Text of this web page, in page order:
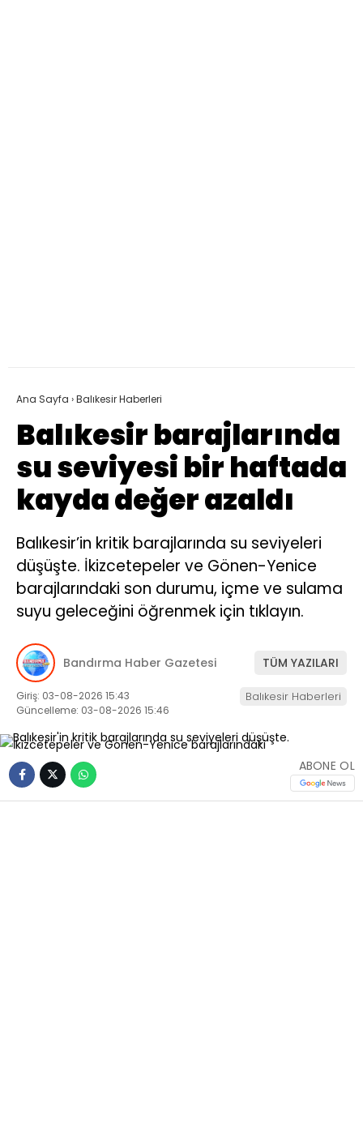
Ana Sayfa ›Balıkesir Haberleri
Balıkesir barajlarında
su seviyesi bir haftada
kayda değer azaldı
Balıkesir’in kritik barajlarında su seviyeleri
düşüşte. İkizcetepeler ve Gönen-Yenice
barajlarındaki son durumu, içme ve sulama
suyu geleceğini öğrenmek için tıklayın.
Bandırma Haber Gazetesi TÜM YAZILARI
Giriş: 03-08-2026 15:43
Güncelleme: 03-08-2026 15:46
Balıkesir Haberleri
ABONE OL